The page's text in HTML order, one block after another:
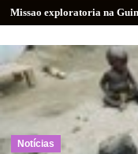
Missao exploratoria na
Notícias